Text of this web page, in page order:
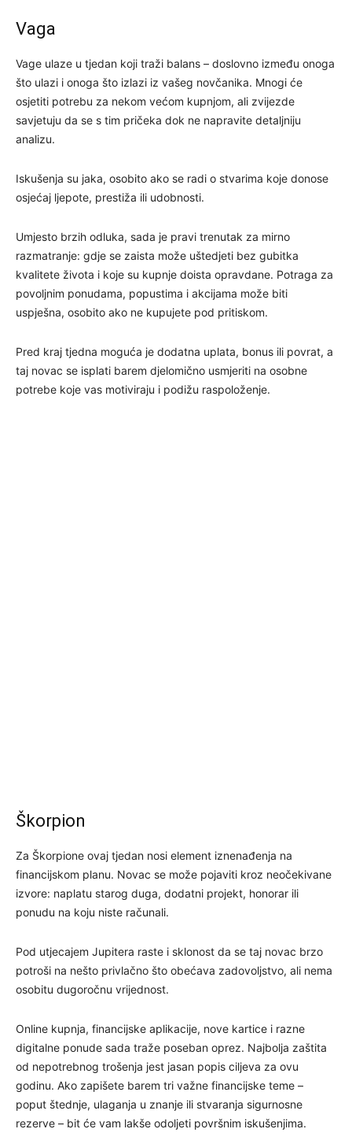
Vaga
Vage ulaze u tjedan koji traži balans – doslovno između onoga
što ulazi i onoga što izlazi iz vašeg novčanika. Mnogi će
osjetiti potrebu za nekom većom kupnjom, ali zvijezde
savjetuju da se s tim pričeka dok ne napravite detaljniju
analizu.
Iskušenja su jaka, osobito ako se radi o stvarima koje donose
osjećaj ljepote, prestiža ili udobnosti.
Umjesto brzih odluka, sada je pravi trenutak za mirno
razmatranje: gdje se zaista može uštedjeti bez gubitka
kvalitete života i koje su kupnje doista opravdane. Potraga za
povoljnim ponudama, popustima i akcijama može biti
uspješna, osobito ako ne kupujete pod pritiskom.
Pred kraj tjedna moguća je dodatna uplata, bonus ili povrat, a
taj novac se isplati barem djelomično usmjeriti na osobne
potrebe koje vas motiviraju i podižu raspoloženje.
Škorpion
Za Škorpione ovaj tjedan nosi element iznenađenja na
financijskom planu. Novac se može pojaviti kroz neočekivane
izvore: naplatu starog duga, dodatni projekt, honorar ili
ponudu na koju niste računali.
Pod utjecajem Jupitera raste i sklonost da se taj novac brzo
potroši na nešto privlačno što obećava zadovoljstvo, ali nema
osobitu dugoročnu vrijednost.
Online kupnja, financijske aplikacije, nove kartice i razne
digitalne ponude sada traže poseban oprez. Najbolja zaštita
od nepotrebnog trošenja jest jasan popis ciljeva za ovu
godinu. Ako zapišete barem tri važne financijske teme –
poput štednje, ulaganja u znanje ili stvaranja sigurnosne
rezerve – bit će vam lakše odoljeti površnim iskušenjima.